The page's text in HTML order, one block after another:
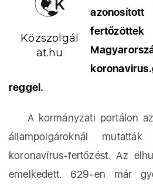
Közszolgál
at.hu
reggel.
A kormányzati portálon
állampolgároknál
koronavírus-fertőzést. Az
emelkedett. 629-en már